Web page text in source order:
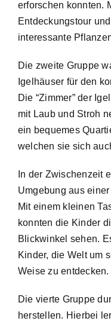
erforschen konnten.
Entdeckungstour
interessante
Die zweite Gruppe
Igelhäuser für den
Die “Zimmer” der
mit Laub und Stroh
ein bequemes
welchen sie sich
In der Zwischenzeit
Umgebung aus
Mit einem kleinen
konnten die Kinder
Blickwinkel sehen.
Kinder, die Welt um
Weise zu entdecken.
Die vierte Gruppe
herstellen. Hierbei